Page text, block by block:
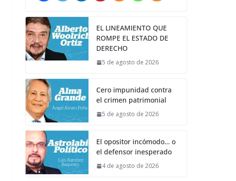
EL LINEAMIENTO QUE
ROMPE EL ESTADO DE
DERECHO
5 de agosto de 2026
Cero impunidad contra
el crimen patrimonial
5 de agosto de 2026
El opositor incómodo… o
el defensor inesperado
4 de agosto de 2026